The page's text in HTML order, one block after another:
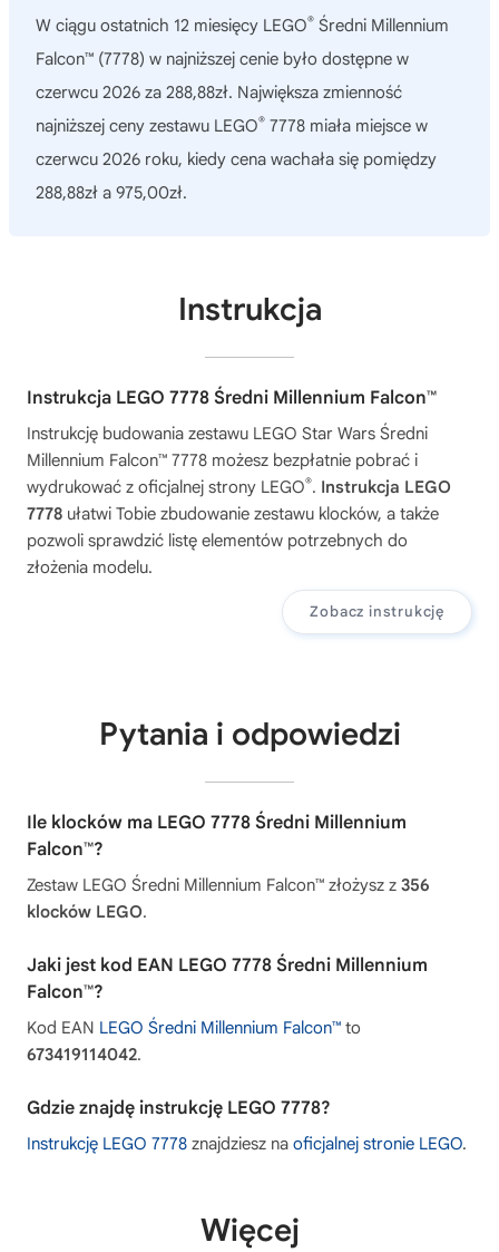
W ciągu ostatnich 12 miesięcy LEGO® Średni Millennium
Falcon™ (7778) w najniższej cenie było dostępne w
czerwcu 2026 za 288,88zł. Największa zmienność
najniższej ceny zestawu LEGO® 7778 miała miejsce w
czerwcu 2026 roku, kiedy cena wachała się pomiędzy
288,88zł a 975,00zł.
Instrukcja
Instrukcja LEGO 7778 Średni Millennium Falcon™
Instrukcję budowania zestawu LEGO Star Wars Średni
Millennium Falcon™ 7778 możesz bezpłatnie pobrać i
wydrukować z oficjalnej strony LEGO®. Instrukcja LEGO
7778 ułatwi Tobie zbudowanie zestawu klocków, a także
pozwoli sprawdzić listę elementów potrzebnych do
złożenia modelu.
Zobacz instrukcję
Pytania i odpowiedzi
Ile klocków ma LEGO 7778 Średni Millennium
Falcon™?
Zestaw LEGO Średni Millennium Falcon™ złożysz z 356
klocków LEGO.
Jaki jest kod EAN LEGO 7778 Średni Millennium
Falcon™?
Kod EAN LEGO Średni Millennium Falcon™ to
673419114042.
Gdzie znajdę instrukcję LEGO 7778?
Instrukcję LEGO 7778 znajdziesz na oficjalnej stronie LEGO.
Więcej